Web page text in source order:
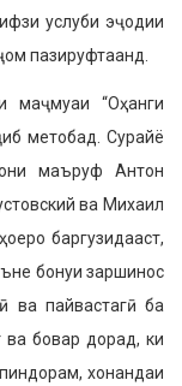
услуби эҷодии
пазируфтаанд.
маҷмуаи “Оҳанги
метобад. Сурайё
маъруф Антон
ва Михаил
баргузидааст,
бонуи заршинос
ва пайвастагӣ ба
ва бовар дорад, ки
хонандаи